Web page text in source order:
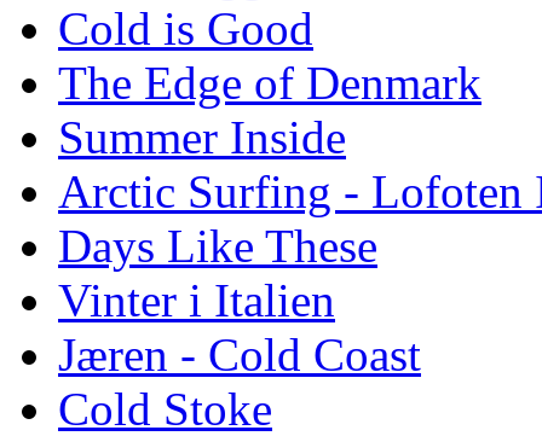
Cold is Good
The Edge of Denmark
Summer Inside
Arctic Surfing - Lofoten
Days Like These
Vinter i Italien
Jæren - Cold Coast
Cold Stoke